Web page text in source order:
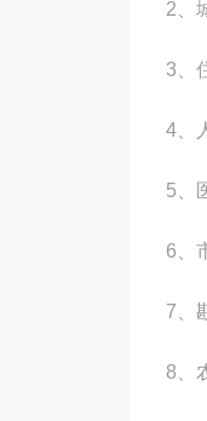
2、
3、
4、
5、
6、
7、
8、